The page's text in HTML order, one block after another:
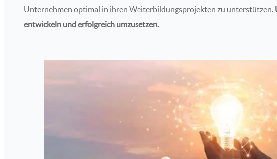
Unternehmen optimal in ihren Weiterbildungsprojekten zu unterstützen.
entwickeln und erfolgreich umzusetzen.